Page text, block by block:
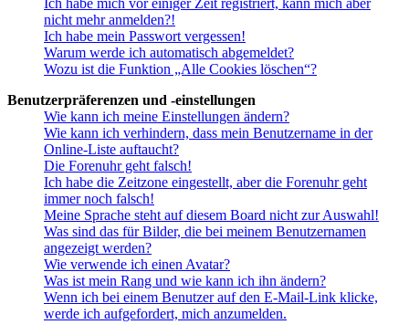
nicht mehr anmelden?!
Ich habe mein Passwort vergessen!
Warum werde ich automatisch abgemeldet?
Wozu ist die Funktion „Alle Cookies löschen“?
Benutzerpräferenzen und -einstellungen
Wie kann ich meine Einstellungen ändern?
Wie kann ich verhindern, dass mein Benutzername in der
Online-Liste auftaucht?
Die Forenuhr geht falsch!
Ich habe die Zeitzone eingestellt, aber die Forenuhr geht
immer noch falsch!
Meine Sprache steht auf diesem Board nicht zur Auswahl!
Was sind das für Bilder, die bei meinem Benutzernamen
angezeigt werden?
Wie verwende ich einen Avatar?
Was ist mein Rang und wie kann ich ihn ändern?
Wenn ich bei einem Benutzer auf den E-Mail-Link klicke,
werde ich aufgefordert, mich anzumelden.